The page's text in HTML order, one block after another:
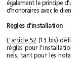
Règles d'installation
L'article 52